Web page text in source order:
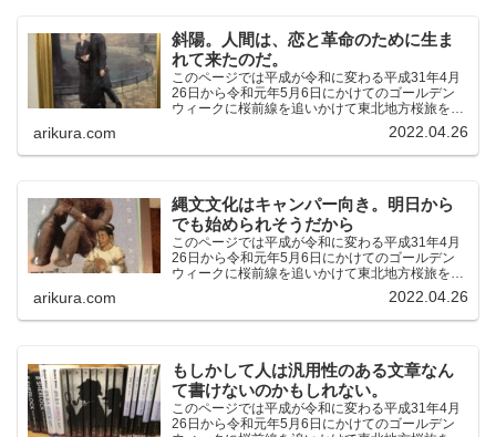
斜陽。人間は、恋と革命のために生ま
れて来たのだ。
このページでは平成が令和に変わる平成31年4月
26日から令和元年5月6日にかけてのゴールデン
ウィークに桜前線を追いかけて東北地方桜旅を車
中泊大遠征10泊11日した時の記録をまとめたも
のです。（結論）「桜前線なんてものはテレビの
中にしか存在し...
arikura.com 2022.04.26
縄文文化はキャンパー向き。明日から
でも始められそうだから
このページでは平成が令和に変わる平成31年4月
26日から令和元年5月6日にかけてのゴールデン
ウィークに桜前線を追いかけて東北地方桜旅を車
中泊大遠征10泊11日した時の記録をまとめたも
のです。（結論）「桜前線なんてものはテレビの
中にしか存在し...
arikura.com 2022.04.26
もしかして人は汎用性のある文章なん
て書けないのかもしれない。
このページでは平成が令和に変わる平成31年4月
26日から令和元年5月6日にかけてのゴールデン